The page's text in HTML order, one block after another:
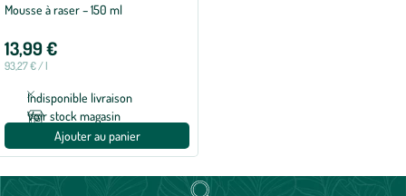
Mousse à raser – 150 ml
13,99 €
93,27 € / l
Indisponible livraison
Voir stock magasin
Ajouter au panier